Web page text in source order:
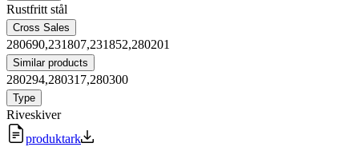
Rustfritt stål
Cross Sales
280690,231807,231852,280201
Similar products
280294,280317,280300
Type
Riveskiver
produktark